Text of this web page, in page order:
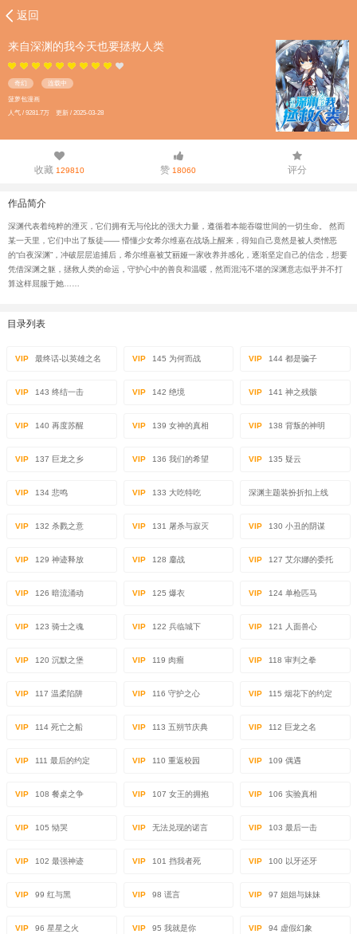
返回
来自深渊的我今天也要拯救人类
奇幻 连载中
菠萝包漫画
人气 / 9281.7万 更新 / 2025-03-28
收藏 129810 赞 18060 评分
作品简介
深渊代表着纯粹的湮灭，它们拥有无与伦比的强大力量，遵循着本能吞噬世间的一切生命。 然而
某一天里，它们中出了叛徒—— 懵懂少女希尔维嘉在战场上醒来，得知自己竟然是被人类憎恶
的“白夜深渊”，冲破层层追捕后，希尔维嘉被艾丽娅一家收养并感化，逐渐坚定自己的信念，想要
凭借深渊之躯，拯救人类的命运，守护心中的善良和温暖，然而混沌不堪的深渊意志似乎并不打
算这样屈服于她……
目录列表
VIP 最终话-以英雄之名 VIP 145 为何而战 VIP 144 都是骗子
VIP 143 终结一击 VIP 142 绝境 VIP 141 神之残骸
VIP 140 再度苏醒 VIP 139 女神的真相 VIP 138 背叛的神明
VIP 137 巨龙之乡 VIP 136 我们的希望 VIP 135 疑云
VIP 134 悲鸣 VIP 133 大吃特吃 深渊主题装扮折扣上线
VIP 132 杀戮之意 VIP 131 屠杀与寂灭 VIP 130 小丑的阴谋
VIP 129 神迹释放 VIP 128 鏖战 VIP 127 艾尔娜的委托
VIP 126 暗流涌动 VIP 125 爆衣 VIP 124 单枪匹马
VIP 123 骑士之魂 VIP 122 兵临城下 VIP 121 人面兽心
VIP 120 沉默之堡 VIP 119 肉瘤 VIP 118 审判之拳
VIP 117 温柔陷阱 VIP 116 守护之心 VIP 115 烟花下的约定
VIP 114 死亡之船 VIP 113 五朔节庆典 VIP 112 巨龙之名
VIP 111 最后的约定 VIP 110 重返校园 VIP 109 偶遇
VIP 108 餐桌之争 VIP 107 女王的拥抱 VIP 106 实验真相
VIP 105 恸哭 VIP 无法兑现的诺言 VIP 103 最后一击
VIP 102 最强神迹 VIP 101 挡我者死 VIP 100 以牙还牙
VIP 99 红与黑 VIP 98 谎言 VIP 97 姐姐与妹妹
VIP 96 星星之火 VIP 95 我就是你 VIP 94 虚假幻象